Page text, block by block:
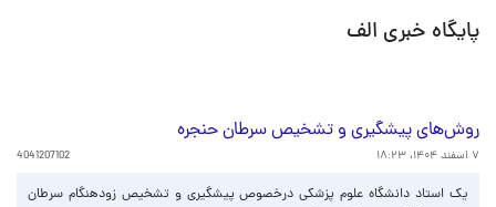
پایگاه خبری الف
روش‌های پیشگیری و تشخیص سرطان حنجره
۷ اسفند ۱۴۰۴، ۱۸:۲۳ 4041207102
یک استاد دانشگاه علوم پزشکی درخصوص پیشگیری و تشخیص زودهنگام سرطان